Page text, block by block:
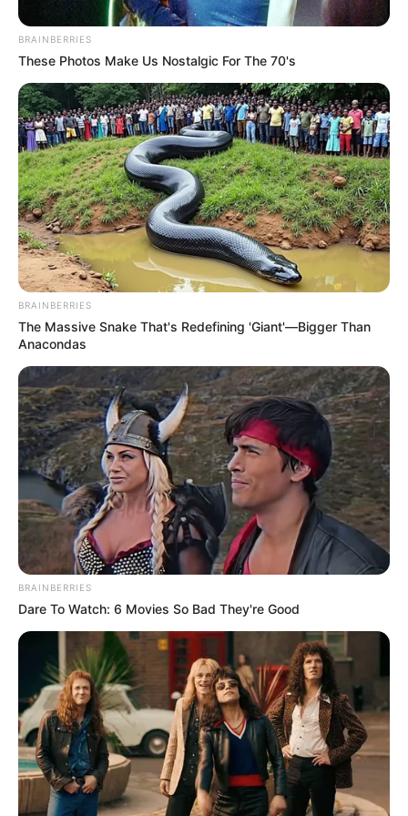
frente alcambio climáticoy fomentahábitos sostenibles
en las comunidades de diferentes países.
En la capital nortesantandereana, la iniciativa contará
con la participación de la
Secretaría de Ambiente y
Sostenibilidady elInstituto Municipal para la Recreación
y el Deporte (IMRD), entidades que han unido esfuerzos
para vincular esta campaña ambiental con uno de los
espacios de actividad física más concurridos de la
ciudad.
Deporte y conciencia ambiental
La jornada se integra a la programación habitual de la
ciclovía, una estrategia que se realiza semanalmente en
Cúcutay que busca incentivarestilos de vida saludables
mediante el aprovechamiento de espacios públicos para
la prácticadeportiva yrecreativa.
BRAINBERRIES
These Photos Make Us Nostalgic For The 70's
BRAINBERRIES
The Massive Snake That's Redefining 'Giant'—Bigger Than
Anacondas
BRAINBERRIES
Dare To Watch: 6 Movies So Bad They're Good